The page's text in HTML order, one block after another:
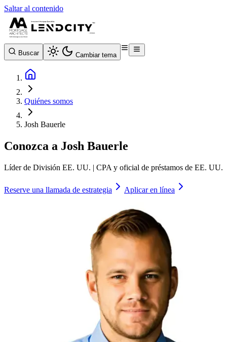
Saltar al contenido
Buscar Cambiar tema
Quiénes somos
Josh Bauerle
Conozca a Josh Bauerle
Líder de División EE. UU. | CPA y oficial de préstamos de EE. UU.
Reserve una llamada de estrategia Aplicar en línea